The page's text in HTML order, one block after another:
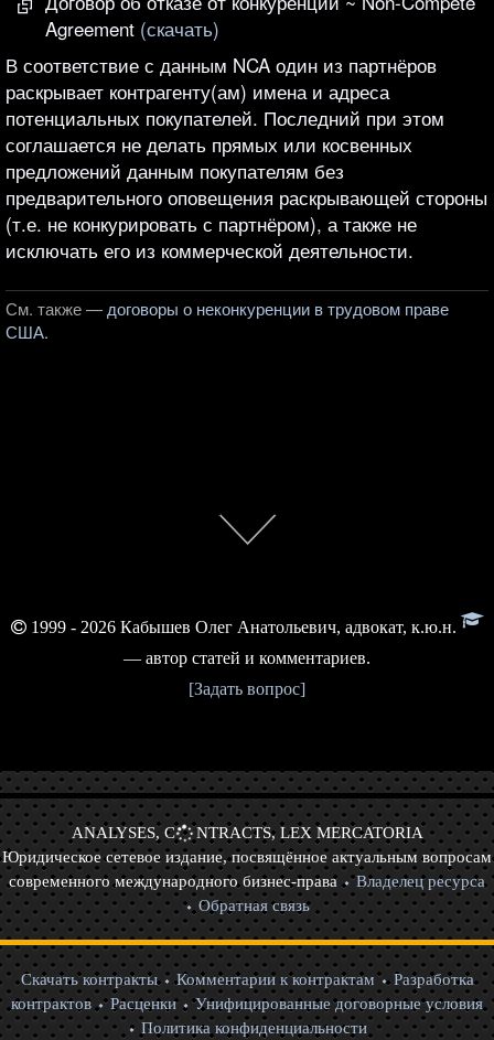
Agreement (скачать)
В соответствие с данным NCA один из партнёров
раскрывает контрагенту(ам) имена и адреса
потенциальных покупателей. Последний при этом
соглашается не делать прямых или косвенных
предложений данным покупателям без
предварительного оповещения раскрывающей стороны
(т.е. не конкурировать с партнёром), а также не
исключать его из коммерческой деятельности.
См. также — договоры о неконкуренции в трудовом праве
США.
1999 - 2026 Кабышев Олег Анатольевич, адвокат, к.ю.н.
— автор статей и комментариев.
[Задать вопрос]
ANALYSES, C
NTRACTS, LEX MERCATORIA
Юридическое сетевое издание, посвящённое актуальным вопросам
современного международного бизнес-права
Владелец ресурса
Обратная связь
Скачать контракты Комментарии к контрактам
Разработка
контрактов
Расценки
Унифицированные договорные условия
Политика конфиденциальности